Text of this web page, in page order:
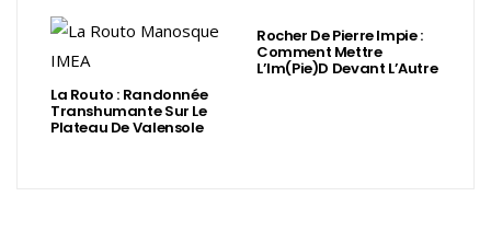
La Routo : Randonnée
Transhumante Sur Le
Plateau De Valensole
Rocher De Pierre Impie :
Comment Mettre
L’Im(Pie)d Devant L’Autre